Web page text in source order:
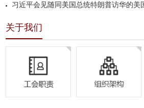
习近平会见随同美国总统特朗普访华的美
关于我们